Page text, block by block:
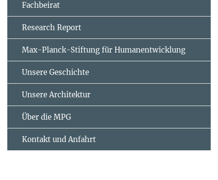
Fachbeirat
Research Report
Max-Planck-Stiftung für Humanentwicklung
Unsere Geschichte
Unsere Architektur
Über die MPG
Kontakt und Anfahrt